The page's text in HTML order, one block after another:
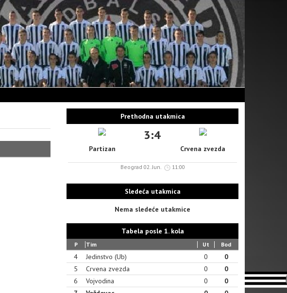
Prethodna utakmica
3:4
Partizan Crvena zvezda
Beograd 02. Jun. 11:00
Sledeća utakmica
Nema sledeće utakmice
Tabela posle 1. kola
P Tim Ut Bod
4 Jedinstvo (Ub) 0
0
5
Crvena zvezda 0
0
6
Vojvodina 0
0